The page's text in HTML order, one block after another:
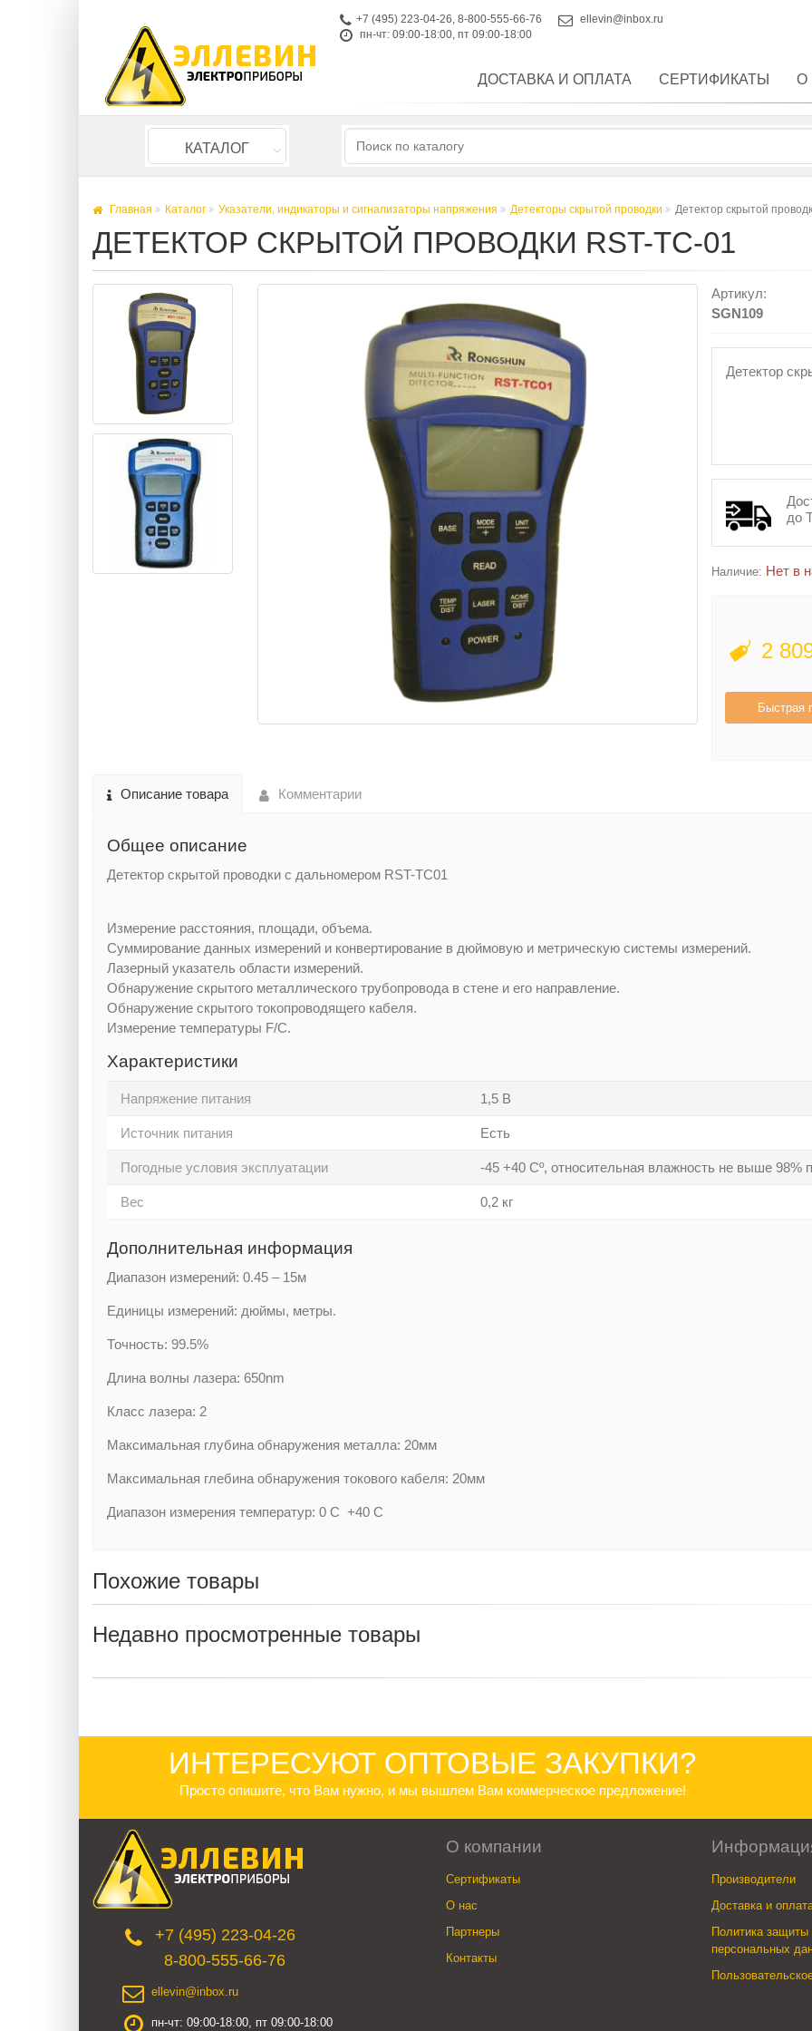
+7 (495) 223-04-26, 8-800-555-66-76
ellevin@inbox.ru
пн-чт: 09:00-18:00, пт 09:00-18:00
ДОСТАВКА И ОПЛАТА СЕРТИФИКАТЫ О
КАТАЛОГ
Главная Каталог Указатели, индикаторы и сигнализаторы напряжения Детекторы скрытой проводки Детектор скрытой
ДЕТЕКТОР СКРЫТОЙ ПРОВОДКИ RST-TC-01
Артикул:
SGN109
Детектор
до
Наличие: Нет в
2
Быстрая
Описание товара Комментарии
Общее описание
Детектор скрытой проводки с дальномером RST-TC01
Измерение расстояния, площади, объема.
Суммирование данных измерений и конвертирование в дюймовую и метрическую системы измерений.
Лазерный указатель области измерений.
Обнаружение скрытого металлического трубопровода в стене и его направление.
Обнаружение скрытого токопроводящего кабеля.
Измерение температуры F/C.
Характеристики
Напряжение питания 1,5 В
Источник питания Есть
Погодные условия эксплуатации -45 +40 Сº, относительная влажность не выше 98%
Вес 0,2 кг
Дополнительная информация
Диапазон измерений: 0.45 – 15м
Единицы измерений: дюймы, метры.
Точность: 99.5%
Длина волны лазера: 650nm
Класс лазера: 2
Максимальная глубина обнаружения металла: 20мм
Максимальная глебина обнаружения токового кабеля: 20мм
Диапазон измерения температур: 0 С +40 С
Похожие товары
Недавно просмотренные товары
ИНТЕРЕСУЮТ ОПТОВЫЕ ЗАКУПКИ?
Просто опишите, что Вам нужно, и мы вышлем Вам коммерческое предложение!
+7 (495) 223-04-26
8-800-555-66-76
ellevin@inbox.ru
пн-чт: 09:00-18:00, пт 09:00-18:00
О компании
Сертификаты
О нас
Партнеры
Контакты
Производители
Доставка и
Политика защиты
персональных